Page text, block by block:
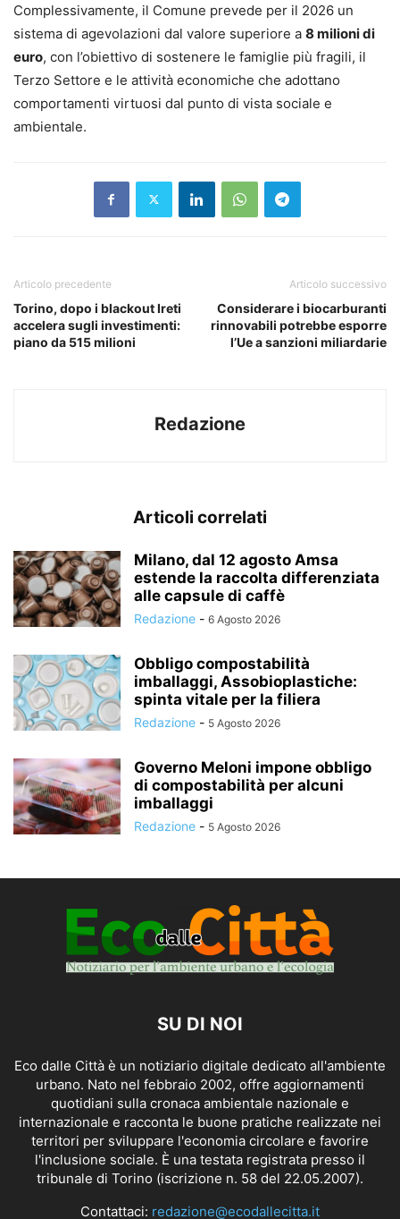
Complessivamente, il Comune prevede per il 2026 un
sistema di agevolazioni dal valore superiore a 8 milioni di
euro, con l’obiettivo di sostenere le famiglie più fragili, il
Terzo Settore e le attività economiche che adottano
comportamenti virtuosi dal punto di vista sociale e
ambientale.
Articolo precedente
Torino, dopo i blackout Ireti
accelera sugli investimenti:
piano da 515 milioni
Articolo successivo
Considerare i biocarburanti
rinnovabili potrebbe esporre
l’Ue a sanzioni miliardarie
Redazione
Articoli correlati
Milano, dal 12 agosto Amsa
estende la raccolta differenziata
alle capsule di caffè
Redazione - 6 Agosto 2026
Obbligo compostabilità
imballaggi, Assobioplastiche:
spinta vitale per la filiera
Redazione - 5 Agosto 2026
Governo Meloni impone obbligo
di compostabilità per alcuni
imballaggi
Redazione - 5 Agosto 2026
SU DI NOI
Eco dalle Città è un notiziario digitale dedicato all'ambiente
urbano. Nato nel febbraio 2002, offre aggiornamenti
quotidiani sulla cronaca ambientale nazionale e
internazionale e racconta le buone pratiche realizzate nei
territori per sviluppare l'economia circolare e favorire
l'inclusione sociale. È una testata registrata presso il
tribunale di Torino (iscrizione n. 58 del 22.05.2007).
Contattaci: redazione@ecodallecitta.it